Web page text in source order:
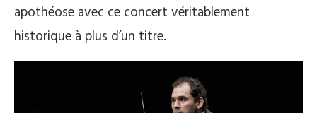
apothéose avec ce concert véritablement
historique à plus d’un titre.